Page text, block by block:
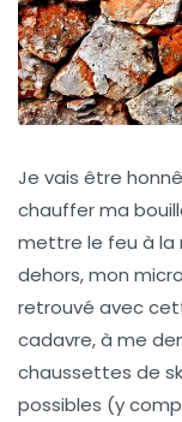
Je vais être
chauffer ma
mettre le feu à la
dehors, mon
retrouvé avec
cadavre, à me
chaussettes de
possibles (y